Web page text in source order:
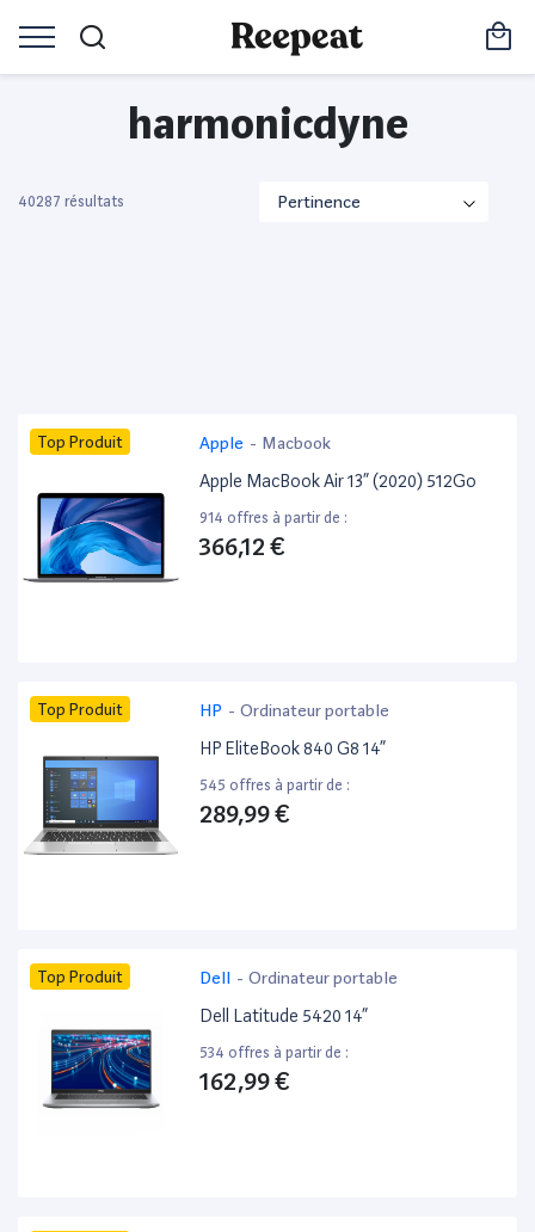
harmonicdyne
40287 résultats
Top Produit Apple - Macbook
Apple MacBook Air 13” (2020) 512Go
914 offres à partir de :
366,12 €
Top Produit HP - Ordinateur portable
HP EliteBook 840 G8 14”
545 offres à partir de :
289,99 €
Top Produit Dell - Ordinateur portable
Dell Latitude 5420 14”
534 offres à partir de :
162,99 €